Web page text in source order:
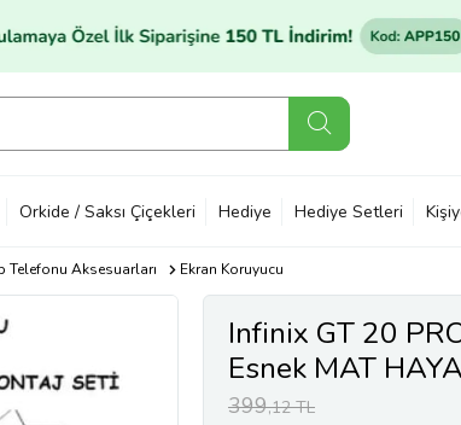
Orkide / Saksı Çiçekleri Hediye Hediye Setleri
Telefonu Aksesuarları Ekran Koruyucu
Infinix GT 20
Esnek MAT
399,12 TL